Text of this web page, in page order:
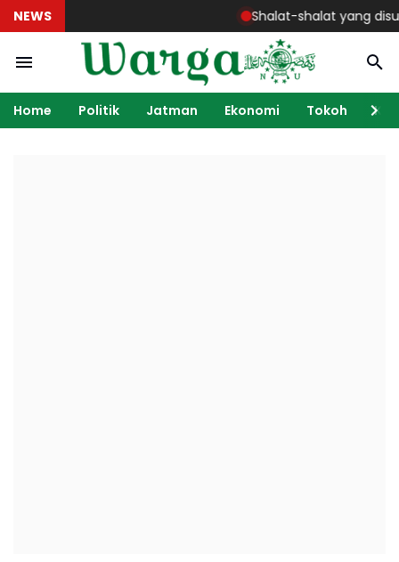
NEWS Shalat-shalat yang
Home Politik Jatman Ekonomi Tokoh